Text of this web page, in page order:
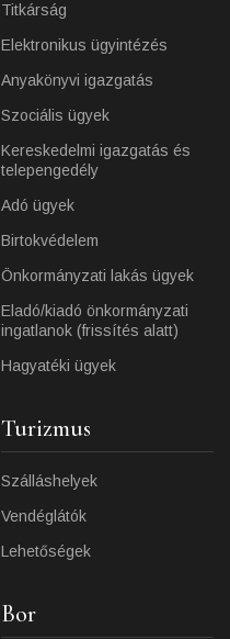
Titkárság
Elektronikus ügyintézés
Anyakönyvi igazgatás
Szociális ügyek
Kereskedelmi igazgatás és
telepengedély
Adó ügyek
Birtokvédelem
Önkormányzati lakás ügyek
Eladó/kiadó önkormányzati
ingatlanok (frissítés alatt)
Hagyatéki ügyek
Turizmus
Szálláshelyek
Vendéglátók
Lehetőségek
Bor